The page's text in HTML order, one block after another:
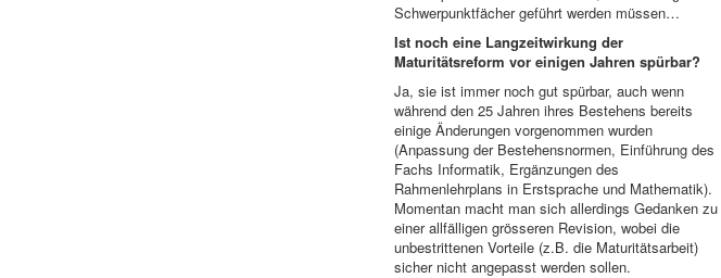
Schwerpunktfächer geführt werden müssen…
Ist noch eine Langzeitwirkung der
Maturitätsreform vor einigen Jahren spürbar?
Ja, sie ist immer noch gut spürbar, auch wenn
während den 25 Jahren ihres Bestehens bereits
einige Änderungen vorgenommen wurden
(Anpassung der Bestehensnormen, Einführung des
Fachs Informatik, Ergänzungen des
Rahmenlehrplans in Erstsprache und Mathematik).
Momentan macht man sich allerdings Gedanken zu
einer allfälligen grösseren Revision, wobei die
unbestrittenen Vorteile (z.B. die Maturitätsarbeit)
sicher nicht angepasst werden sollen.